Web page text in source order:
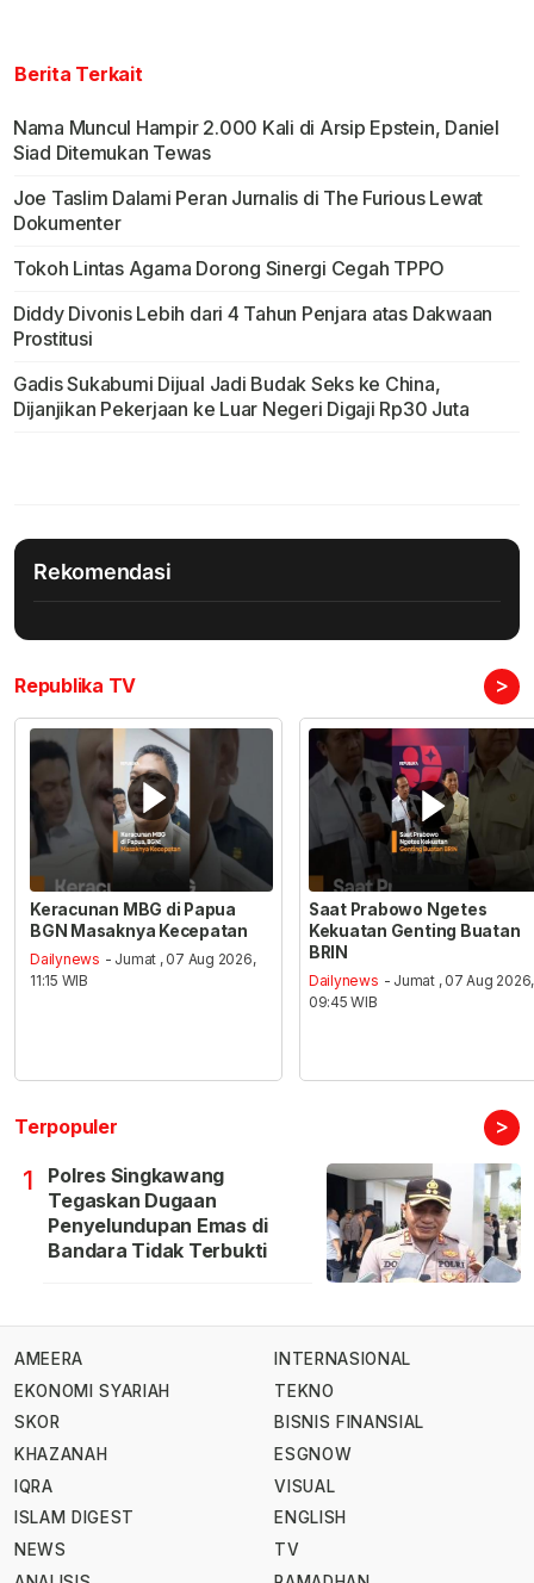
Berita Terkait
Nama Muncul Hampir 2.000 Kali di Arsip Epstein, Daniel
Siad Ditemukan Tewas
Joe Taslim Dalami Peran Jurnalis di The Furious Lewat
Dokumenter
Tokoh Lintas Agama Dorong Sinergi Cegah TPPO
Diddy Divonis Lebih dari 4 Tahun Penjara atas Dakwaan
Prostitusi
Gadis Sukabumi Dijual Jadi Budak Seks ke China,
Dijanjikan Pekerjaan ke Luar Negeri Digaji Rp30 Juta
Rekomendasi
Republika TV >
Keracunan MBG di Papua
BGN Masaknya Kecepatan
Dailynews - Jumat , 07 Aug 2026,
11:15 WIB
Saat Prabowo Ngetes
Kekuatan Genting Buatan
BRIN
Dailynews - Jumat , 07 Aug 2026,
09:45 WIB
Terpopuler >
1
Polres Singkawang
Tegaskan Dugaan
Penyelundupan Emas di
Bandara Tidak Terbukti
AMEERA
EKONOMI SYARIAH
SKOR
KHAZANAH
IQRA
ISLAM DIGEST
NEWS
INTERNASIONAL
TEKNO
BISNIS FINANSIAL
ESGNOW
VISUAL
ENGLISH
TV